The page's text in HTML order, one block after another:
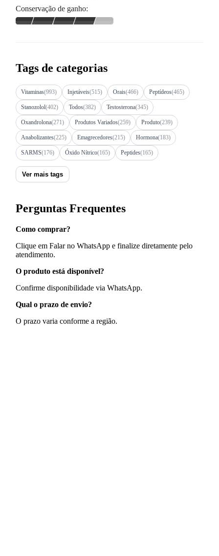
Conservação de ganho:
Tags de categorias
Vitaminas(993) Injetáveis(515) Orais(466) Peptídeos(465)
Stanozolol(402) Todos(382) Testosterona(345)
Oxandrolona(271) Produtos Variados(259) Produto(239)
Anabolizantes(225) Emagrecedores(215) Hormona(183)
SARMS(176) Óxido Nítrico(165) Peptides(165)
Ver mais tags
Perguntas Frequentes
Como comprar?
Clique em Falar no WhatsApp e finalize diretamente pelo
atendimento.
O produto está disponível?
Confirme disponibilidade via WhatsApp.
Qual o prazo de envio?
O prazo varia conforme a região.